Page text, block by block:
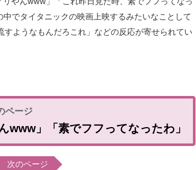
でタイタニックの映画上映するみたいなことして
ようなもんだろこれ」などの反応が寄せられてい
www」「素でフフってなったわ」
次のページ